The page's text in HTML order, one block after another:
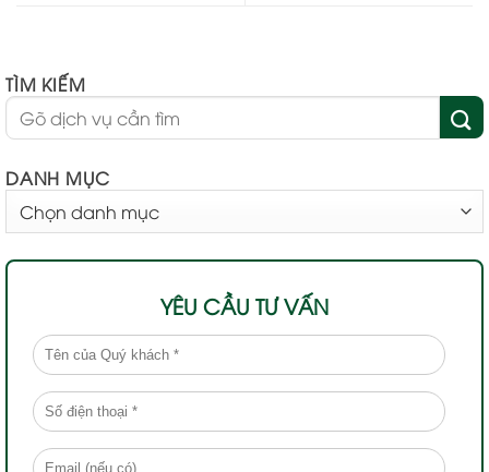
TÌM KIẾM
DANH MỤC
MỤC
YÊU CẦU TƯ VẤN